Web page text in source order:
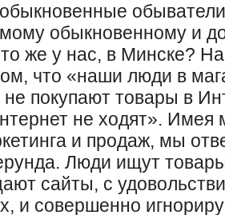
обыкновенному и
же у нас, в Минске?
что «наши люди в
покупают товары в
не ходят». Имея
и продаж, мы
Люди ищут
сайты, с
и совершенно